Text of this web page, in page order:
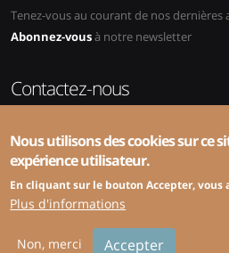
Tenez-vous au courant de nos dernières
Abonnez-vousà notre newsletter
Contactez-nous
Abteilung Public Sector, Gertrudstrasse
Téléphone: +41 58 934 49 94
(spécialisé)
E-mail: info@srs-cspcp.ch
Nous utilisons des cookies sur ce
expérience utilisateur.
En cliquant sur le bouton Accepter, vous
Plus d'informations
Non, merci Accepter